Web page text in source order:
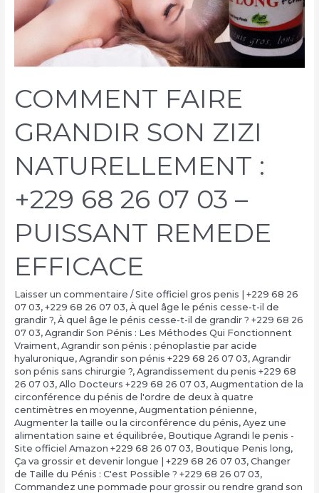
COMMENT FAIRE
GRANDIR SON ZIZI
NATURELLEMENT :
+229 68 26 07 03 –
PUISSANT REMEDE
EFFICACE
Laisser un commentaire /Site officiel gros penis | +229 68 26
07 03, +229 68 26 07 03, À quel âge le pénis cesse-t-il de
grandir ?, À quel âge le pénis cesse-t-il de grandir ? +229 68 26
07 03, Agrandir Son Pénis : Les Méthodes Qui Fonctionnent
Vraiment, Agrandir son pénis : pénoplastie par acide
hyaluronique, Agrandir son pénis +229 68 26 07 03, Agrandir
son pénis sans chirurgie ?, Agrandissement du penis +229 68
26 07 03, Allo Docteurs +229 68 26 07 03, Augmentation de la
circonférence du pénis de l'ordre de deux à quatre
centimètres en moyenne, Augmentation pénienne,
Augmenter la taille ou la circonférence du pénis, Ayez une
alimentation saine et équilibrée, Boutique Agrandi le penis -
Site officiel Amazon +229 68 26 07 03, Boutique Penis long,
Ça va grossir et devenir longue | +229 68 26 07 03, Changer
de Taille du Pénis : C'est Possible ? +229 68 26 07 03,
Commandez une pommade pour grossir ou rendre grand son